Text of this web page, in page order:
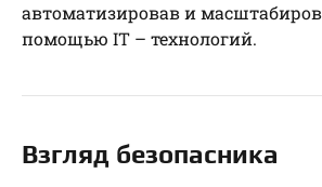
автоматизировав и
помощью IT – технологий.
Взгляд безопасника